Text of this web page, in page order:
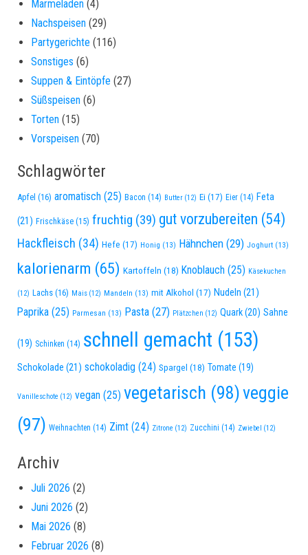
Marmeladen (4)
Nachspeisen (29)
Partygerichte (116)
Sonstiges (6)
Suppen & Eintöpfe (27)
Süßspeisen (6)
Torten (15)
Vorspeisen (70)
Schlagwörter
Apfel (16) aromatisch (25) Bacon (14) Butter (12) Ei (17) Eier (14) Feta
(21) Frischkäse (15) fruchtig (39) gut vorzubereiten (54)
Hackfleisch (34) Hefe (17) Honig (13) Hähnchen (29) Joghurt (13)
kalorienarm (65) Kartoffeln (18) Knoblauch (25) Käsekuchen
(12) Lachs (16) Mais (12) Mandeln (13) mit Alkohol (17) Nudeln (21)
Paprika (25) Parmesan (13) Pasta (27) Plätzchen (12) Quark(20) Sahne
(19) Schinken (14) schnell gemacht (153)
Schokolade (21) schokoladig (24) Spargel (18) Tomate (19)
Vanilleschote (12) vegan (25) vegetarisch (98)veggie
(97) Weihnachten (14) Zimt (24) Zitrone (12) Zucchini (14) Zwiebel (12)
Archiv
Juli 2026 (2)
Juni 2026 (2)
Mai 2026 (8)
Februar 2026 (8)